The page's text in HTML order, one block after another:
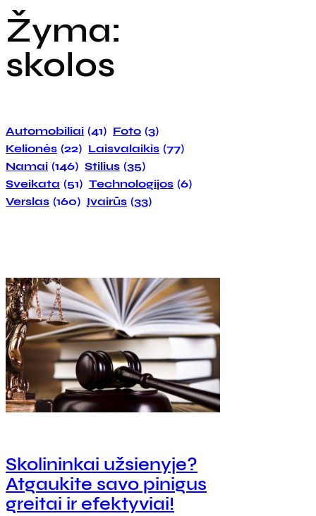
Žyma:
skolos
Automobiliai (41) Foto (3)
Kelionės (22) Laisvalaikis (77)
Namai (146) Stilius (35)
Sveikata (51) Technologijos (6)
Verslas (160) Įvairūs (33)
Skolininkai užsienyje?
Atgaukite savo pinigus
greitai ir efektyviai!